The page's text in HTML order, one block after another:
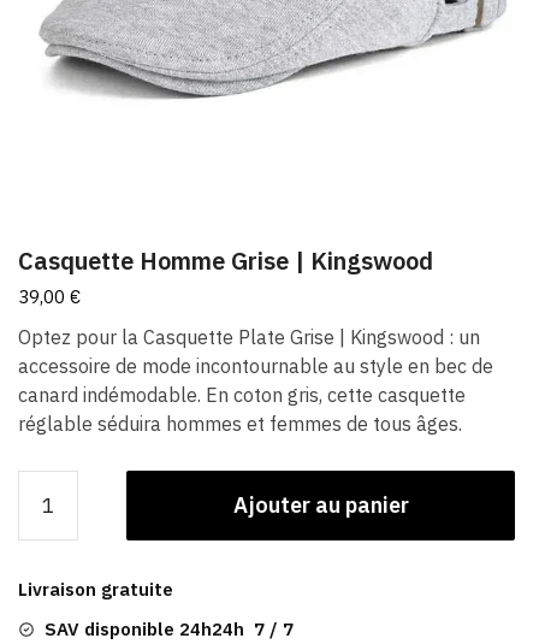
Casquette Homme Grise​ | Kingswood
39,00 €
Optez pour la Casquette Plate Grise | Kingswood : un
accessoire de mode incontournable au style en bec de
canard indémodable. En coton gris, cette casquette
réglable séduira hommes et femmes de tous âges.
Casquette
Grise​
|
Ajouter au panier
Livraison gratuite
SAV disponible 24h24h 7 / 7